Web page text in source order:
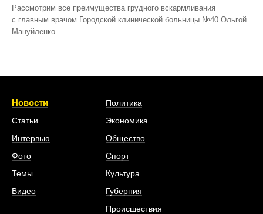
Рассмотрим все преимущества грудного вскармливания
с главным врачом Городской клинической больницы №40 Ольгой
Мануйленко.
Новости
Статьи
Интервью
Фото
Темы
Видео
Политика
Экономика
Общество
Спорт
Культура
Губерния
Происшествия